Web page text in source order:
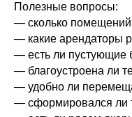
Полезные вопросы:
— сколько помещений
— какие арендаторы
— есть ли пустующие
— благоустроена ли
— удобно ли
— сформировался ли